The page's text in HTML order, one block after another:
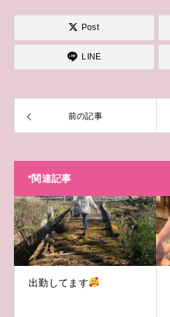
Post
LINE
前の記事
*関連記事
出勤してます